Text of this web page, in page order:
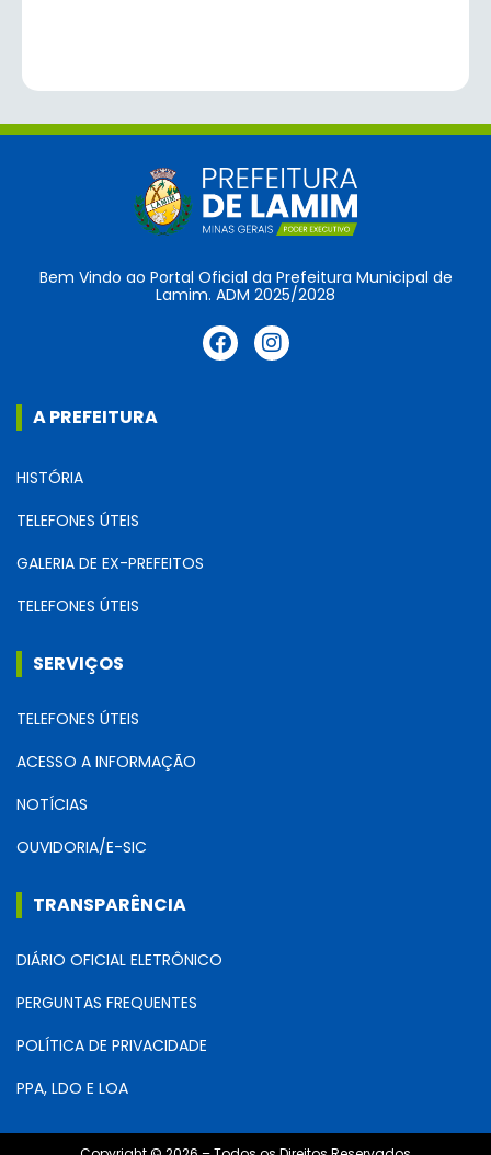
Bem Vindo ao Portal Oficial da Prefeitura Municipal de
Lamim. ADM 2025/2028
A PREFEITURA
HISTÓRIA
TELEFONES ÚTEIS
GALERIA DE EX-PREFEITOS
TELEFONES ÚTEIS
SERVIÇOS
TELEFONES ÚTEIS
ACESSO A INFORMAÇÃO
NOTÍCIAS
OUVIDORIA/E-SIC
TRANSPARÊNCIA
DIÁRIO OFICIAL ELETRÔNICO
PERGUNTAS FREQUENTES
POLÍTICA DE PRIVACIDADE
PPA, LDO E LOA